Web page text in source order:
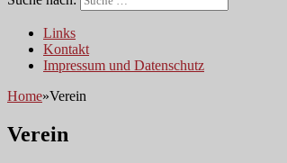
Links
Kontakt
Impressum und Datenschutz
Home»Verein
Verein